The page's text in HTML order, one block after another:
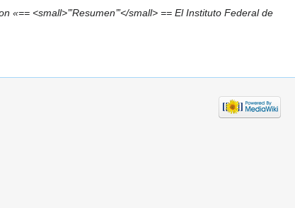
«== <small>’’’Resumen’’’</small> == El Instituto Federal de